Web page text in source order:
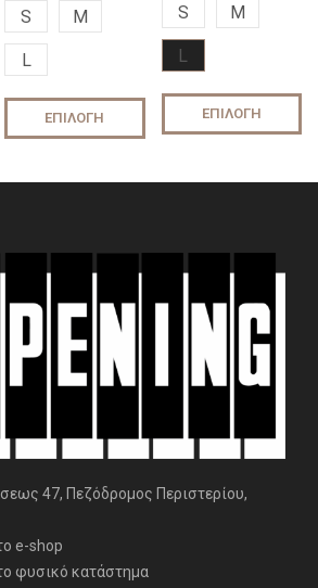
S M
L
ΕΠΙΛΟΓΉ
S M
L
ΕΠΙΛΟΓΉ
47, Πεζόδρομος Περιστερίου,
e-shop
φυσικό κατάστημα